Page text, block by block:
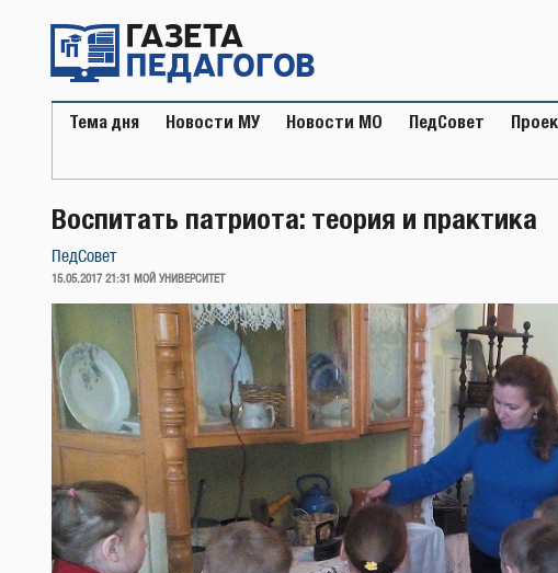
содержимому
Тема дня Новости МУ Новости МО ПедСовет
Воспитать патриота: теория и практика
ПедСовет
ОПУБЛИКОВАНО
15.05.2017 21:31 МОЙ УНИВЕРСИТЕТ